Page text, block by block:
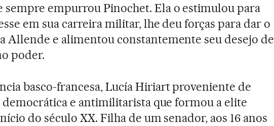
sempre empurrou Pinochet. Ela o estimulou para
em sua carreira militar, lhe deu forças para dar o
Allende e alimentou constantemente seu desejo de
poder.
basco-francesa, Lucía Hiriart proveniente de
e antimilitarista que formou a elite
do século XX. Filha de um senador, aos 16 anos